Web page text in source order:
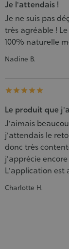
Je l'attendais !
Je ne suis pas
très agréable !
100% naturelle
Nadine B.
    
Le produit que
J'aimais
j'attendais le
donc très
j'apprécie
L'application est
Charlotte H.